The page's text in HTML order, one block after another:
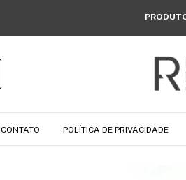
FRETE
CONTATO POLÍTICA DE PRIVACIDADE